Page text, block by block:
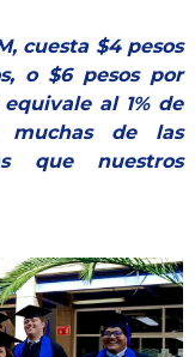
cuesta $4 pesos
o $6 pesos por
al 1% de
de las
que nuestros